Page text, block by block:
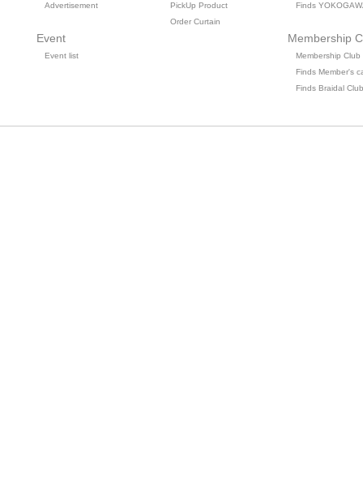
Advertisement
Event
Event list
PickUp Product
Order Curtain
Finds
Membership
Membership Club
Finds Member's
Finds Braidal Club